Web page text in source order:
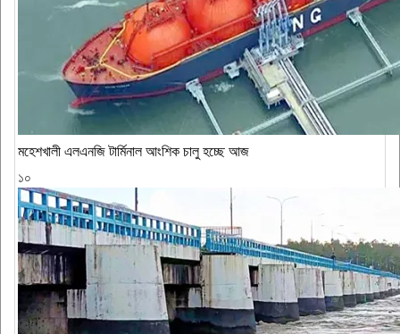
মহেশখালী এলএনজি টার্মিনাল আংশিক চালু হচ্ছে আজ
১০